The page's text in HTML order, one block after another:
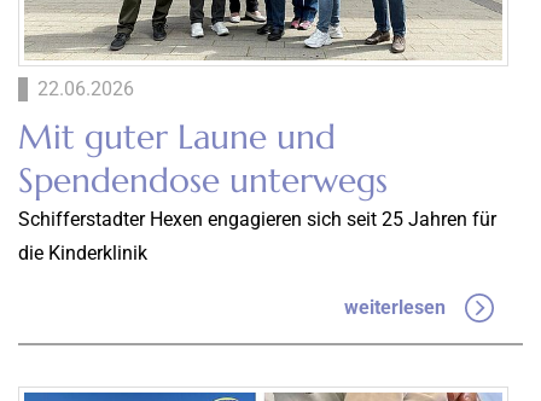
22.06.2026
Mit guter Laune und
Spendendose unterwegs
Schifferstadter Hexen engagieren sich seit 25 Jahren für
die Kinderklinik
weiterlesen